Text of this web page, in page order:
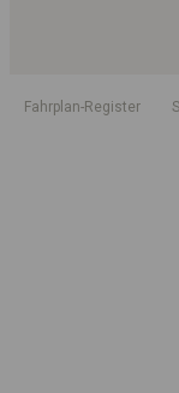
Fahrplan-Register